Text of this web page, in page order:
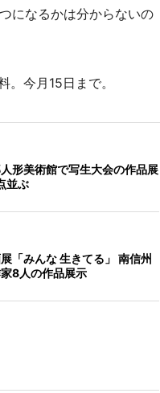
になるかは分からないの
今月15日まで。
形美術館で写生大会の作品展
並ぶ
「みんな 生きてる」 南信州
8人の作品展示